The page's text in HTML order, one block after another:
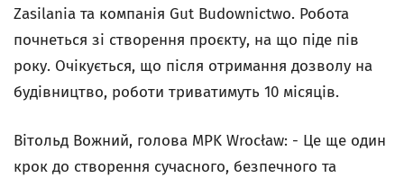
Zasilania та компанія Gut Budownictwo. Робота
почнеться зі створення проєкту, на що піде пів
року. Очікується, що після отримання дозволу на
будівництво, роботи триватимуть 10 місяців.
Вітольд Вожний, голова MPK Wrocław: - Це ще один
крок до створення сучасного, безпечного та